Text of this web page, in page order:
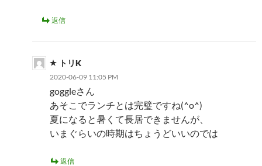
返信
トリK
2020-06-09 11:05 PM
goggleさん
あそこでランチとは完璧ですね(^o^)
夏になると暑くて長居できませんが、
いまぐらいの時期はちょうどいいのでは
返信